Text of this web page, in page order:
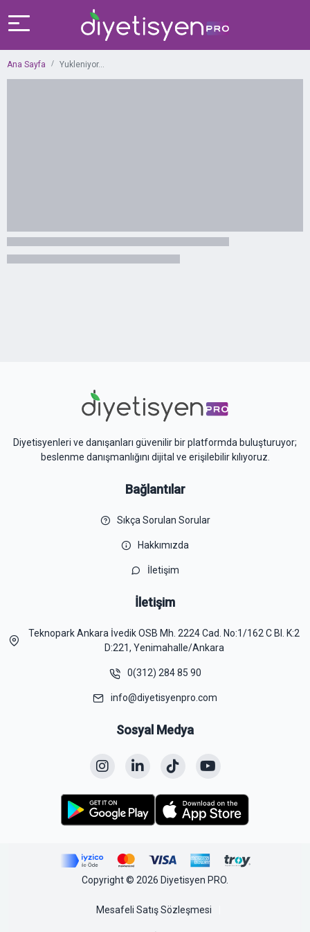
Ana Sayfa Yukleniyor...
Diyetisyenleri ve danışanları güvenilir bir platformda buluşturuyor;
beslenme danışmanlığını dijital ve erişilebilir kılıyoruz.
Bağlantılar
Sıkça Sorulan Sorular
Hakkımızda
İletişim
İletişim
Teknopark Ankara İvedik OSB Mh. 2224 Cad. No:1/162 C Bl. K:2
D:221, Yenimahalle/Ankara
0(312) 284 85 90
info@diyetisyenpro.com
Sosyal Medya
Copyright © 2026 Diyetisyen PRO.
Mesafeli Satış Sözleşmesi